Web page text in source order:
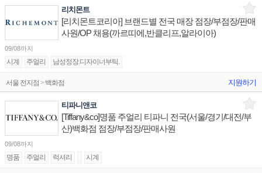
리치몬트
[리치몬트코리아] 브랜드별 전국 매장 점장/부점장/판매
사원/OP 채용(까르띠에,반클리프,알라이아)
09/08까지
시계 주얼리 남성정장.디자이너부틱.
서울 전지점 > 백화점 지원하기
티파니앤코
[Tiffany&co]명품 주얼리 티파니 전국(서울/경기/대전/부
산)백화점 점장/부점장/판매사원
09/08까지
명품 주얼리 럭셔리 시계